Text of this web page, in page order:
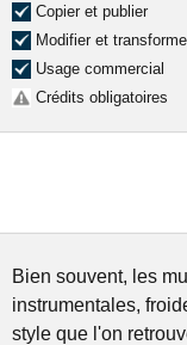
Copier et publier
Modifier et
Usage commercial
Crédits obligatoires
Bien souvent, les
instrumentales,
style que l'on